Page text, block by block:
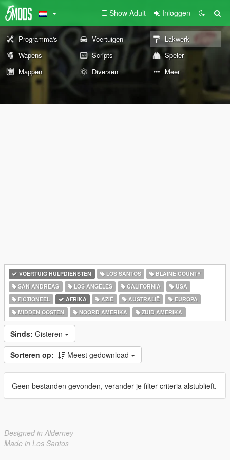
Show Adult Inloggen
Programma's Voertuigen
Lakwerk
Wapens
Scripts
Speler
Mappen
Diversen Meer
VOERTUIG HULPDIENSTEN LOS SANTOS
BLAINE COUNTY
SAN ANDREAS
LOS ANGELES CALIFORNIA
USA
FICTIONEEL
AFRIKA AZIË AUSTRALIË
EUROPA
MIDDEN OOSTEN
NOORD AMERIKA ZUID AMERIKA
Sinds: Gisteren
Sorteren op: Meest gedownload
Geen bestanden gevonden, verander je filter criteria alstublieft.
Designed in Alderney
Made in Los Santos